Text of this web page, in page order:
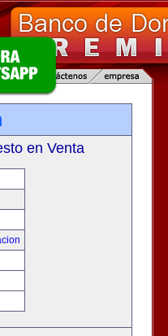
en Venta